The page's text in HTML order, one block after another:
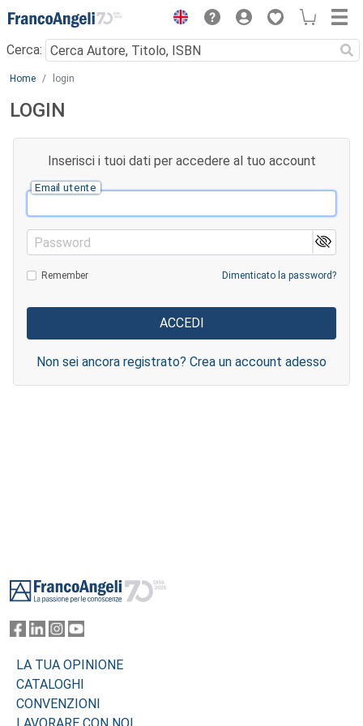
Menu
Cerca:
Main content
Home login
LOGIN
Inserisci i tuoi dati per accedere al tuo account
Email utente
Password
Remember Dimenticato la password?
Non sei ancora registrato? Crea un account adesso
LA TUA OPINIONE
CATALOGHI
CONVENZIONI